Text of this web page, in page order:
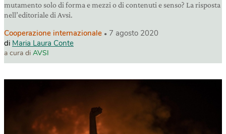
mutamento solo di forma e mezzi o di contenuti e senso? La risposta
nell’editoriale di Avsi.
Cooperazione internazionale
7 agosto 2020
di Maria Laura Conte
a cura di AVSI